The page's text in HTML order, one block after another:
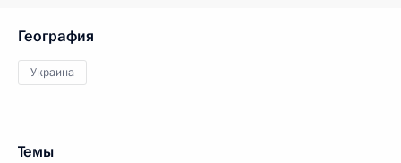
География
Украина
Темы